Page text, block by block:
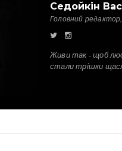
Седойкін
Головний
Живи так - щоб
стали трішки